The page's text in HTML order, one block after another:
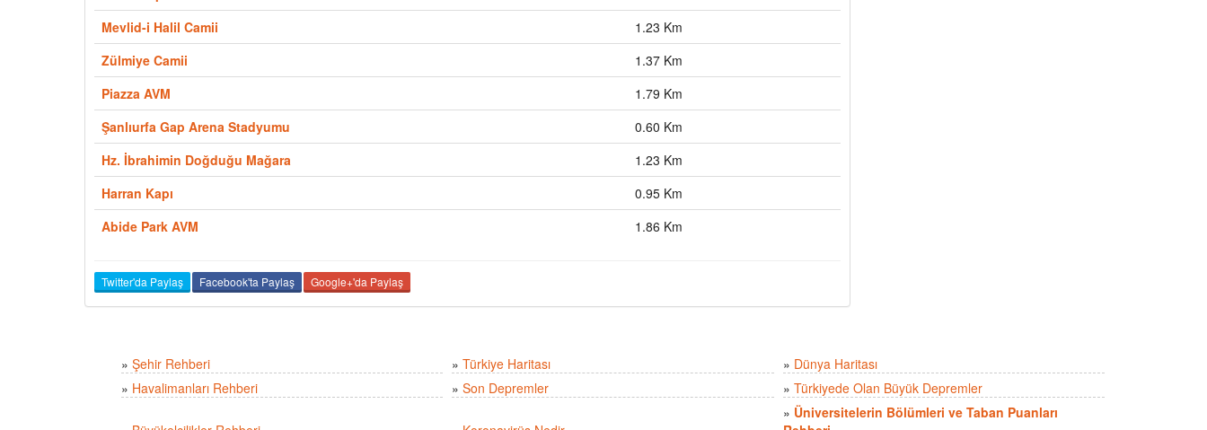
Mevlid-i Halil Camii
1.23 Km
Zülmiye Camii
1.37 Km
Piazza AVM
1.79 Km
Şanlıurfa Gap Arena Stadyumu
0.60 Km
Hz. İbrahimin Doğduğu Mağara
1.23 Km
Harran Kapı
0.95 Km
Abide Park AVM
1.86 Km
Twitter'da Paylaş Facebook'ta Paylaş Google+'da Paylaş
» Şehir Rehberi » Türkiye Haritası » Dünya Haritası
» Havalimanları Rehberi » Son Depremler » Türkiyede Olan Büyük Depremler
» Üniversitelerin Bölümleri ve Taban Puanları